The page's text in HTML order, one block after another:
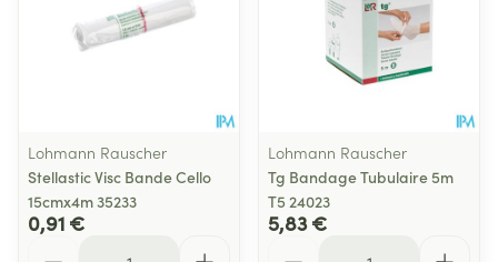
Lohmann Rauscher
Stellastic Visc Bande Cello
15cmx4m 35233
0,91 €
Lohmann Rauscher
Tg Bandage Tubulaire 5m
T5 24023
5,83 €